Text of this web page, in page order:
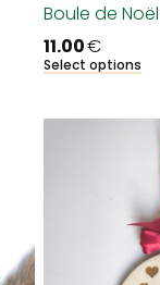
Boule de
11.00€
Select options